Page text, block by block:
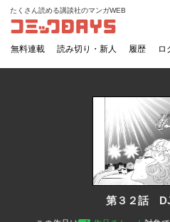
コミックDAYS
たくさん読める講談社のマンガWEB
無料連載 読み切り・新人 履歴 ロ
第３２話